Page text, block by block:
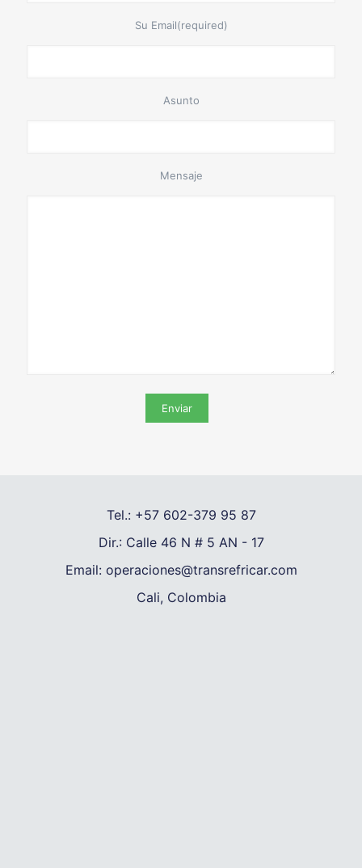
Su Email(required)
Asunto
Mensaje
Tel.: +57 602-379 95 87
Dir.: Calle 46 N # 5 AN - 17
Email: operaciones@transrefricar.com
Cali, Colombia